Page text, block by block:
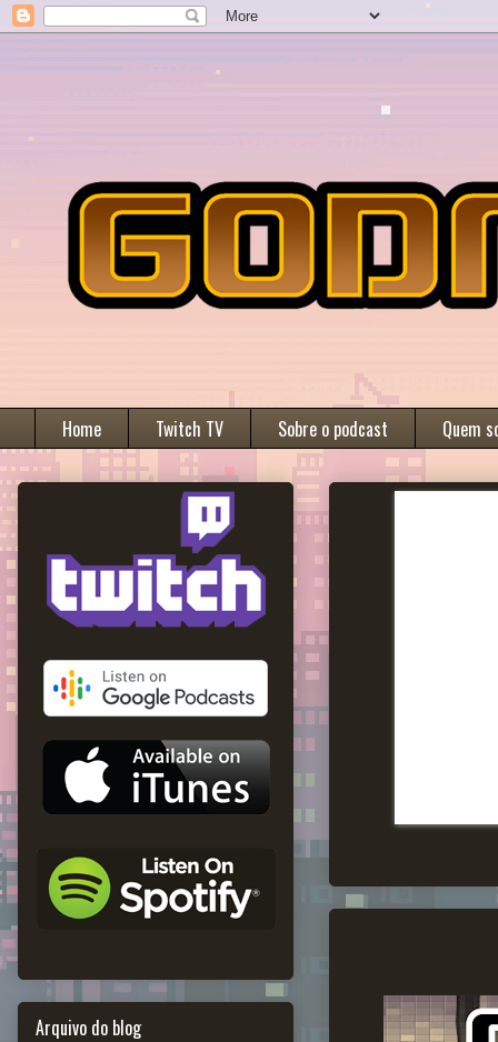
Home Twitch TV Sobre o podcast Quem
Arquivo do blog